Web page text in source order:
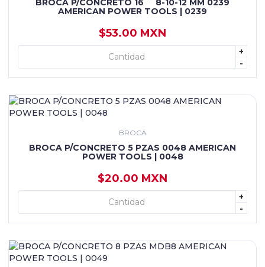
BROCA P/CONCRETO 16`` 8-10-12 MM 0239
AMERICAN POWER TOOLS | 0239
$53.00 MXN
+
-
+ AGREGAR
BROCA
BROCA P/CONCRETO 5 PZAS 0048 AMERICAN
POWER TOOLS | 0048
$20.00 MXN
+
-
+ AGREGAR